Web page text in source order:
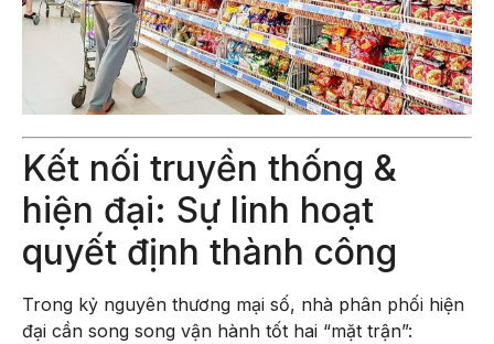
Kết nối truyền thống &
hiện đại: Sự linh hoạt
quyết định thành công
Trong kỷ nguyên thương mại số, nhà phân phối hiện
đại cần song song vận hành tốt hai “mặt trận”: